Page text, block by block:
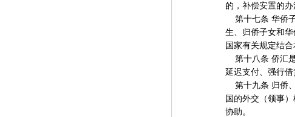
的，补偿安置的
第十七条 华侨
生、归侨子女和
国家有关规定结合
第十八条 侨汇是
延迟支付、强行借
第十九条 归侨
国的外交（领事
协助。